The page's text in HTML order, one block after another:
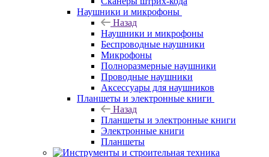
Наушники и микрофоны
Назад
Наушники и микрофоны
Беспроводные наушники
Микрофоны
Полноразмерные наушники
Проводные наушники
Аксессуары для наушников
Планшеты и электронные книги
Назад
Планшеты и электронные книги
Электронные книги
Планшеты